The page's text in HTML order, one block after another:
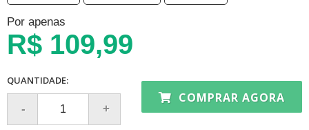
Por apenas
R$ 109,99
QUANTIDADE:
COMPRAR AGORA